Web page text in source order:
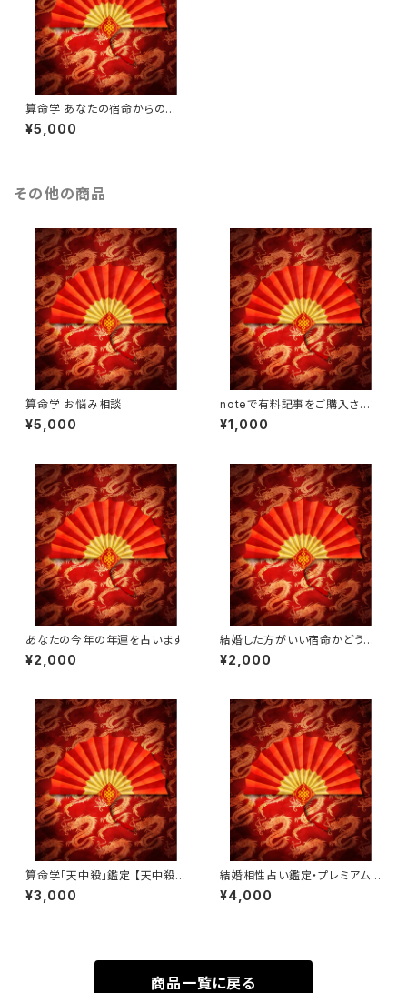
算命学 あなたの宿命からの姿
を鑑定します
¥5,000
その他の商品
算命学 お悩み相談
¥5,000
noteで有料記事をご購入され
たお客様専用
¥1,000
あなたの今年の年運を占います
¥2,000
結婚した方がいい宿命かどうか
を鑑定します。
¥2,000
算命学「天中殺」鑑定 【天中殺の
時期・詳細・対処法について】
¥3,000
結婚相性占い鑑定・プレミアム
版
¥4,000
商品一覧に戻る